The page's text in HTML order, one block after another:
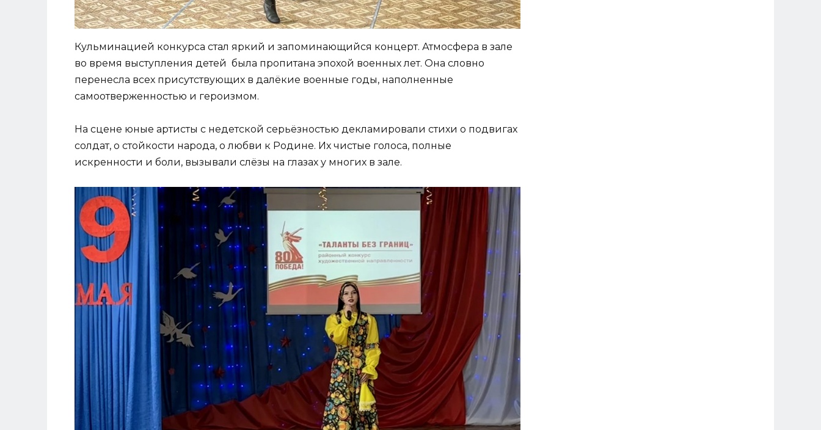
Кульминацией конкурса стал яркий и запоминающийся концерт. Атмосфера в зале
во время выступления детей была пропитана эпохой военных лет. Она словно
перенесла всех присутствующих в далёкие военные годы, наполненные
самоотверженностью и героизмом.
На сцене юные артисты с недетской серьёзностью декламировали стихи о подвигах
солдат, о стойкости народа, о любви к Родине. Их чистые голоса, полные
искренности и боли, вызывали слёзы на глазах у многих в зале.